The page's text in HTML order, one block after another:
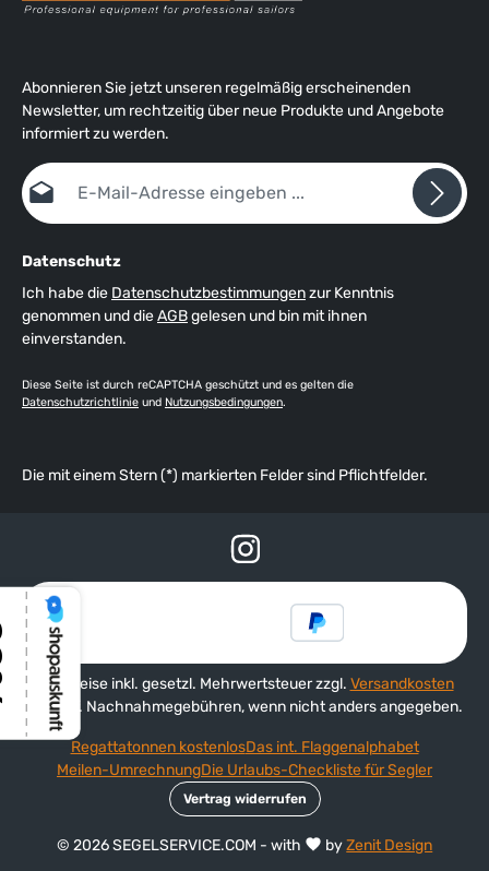
Abonnieren Sie jetzt unseren regelmäßig erscheinenden
Newsletter, um rechtzeitig über neue Produkte und Angebote
informiert zu werden.
E-Mail-Adresse*
Datenschutz
Ich habe die Datenschutzbestimmungenzur Kenntnis
genommen und dieAGBgelesen und bin mit ihnen
einverstanden.
Diese Seite ist durch reCAPTCHA geschützt und es gelten die
Datenschutzrichtlinie und Nutzungsbedingungen.
Die mit einem Stern (*) markierten Felder sind Pflichtfelder.
Alle Preise inkl. gesetzl. Mehrwertsteuer zzgl. Versandkosten
und ggf. Nachnahmegebühren, wenn nicht anders angegeben.
© 2026 SEGELSERVICE.COM - with byZenit Design
Regattatonnen kostenlosDas int. Flaggenalphabet
Meilen-UmrechnungDie Urlaubs-Checkliste für Segler
Vertrag widerrufen